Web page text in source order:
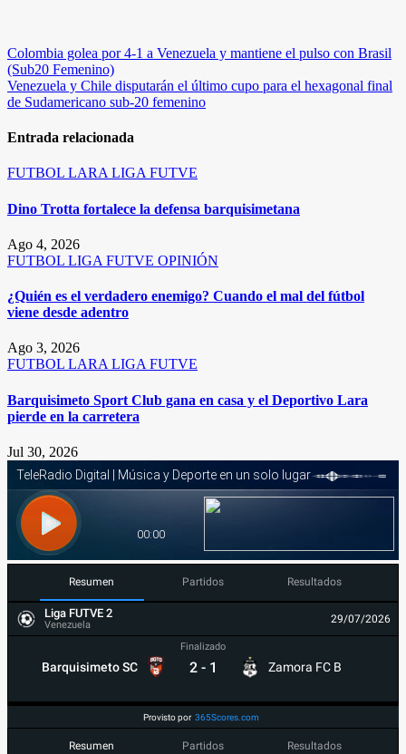
Navegación
de
entradas
Colombia golea por 4-1 a Venezuela y mantiene el pulso con Brasil
(Sub20 Femenino)
Venezuela y Chile disputarán el último cupo para el hexagonal final
de Sudamericano sub-20 femenino
Entrada relacionada
FUTBOL LARALIGA FUTVE
Dino Trotta fortalece la defensa barquisimetana
Ago 4, 2026
FUTBOL LIGA FUTVE OPINIÓN
¿Quién es el verdadero enemigo? Cuando el mal del fútbol
viene desde adentro
Ago 3, 2026
FUTBOL LARALIGA FUTVE
Barquisimeto Sport Club gana en casa y el Deportivo Lara
pierde en la carretera
Jul 30, 2026
Resumen Partidos Resultados
Liga FUTVE 2
Venezuela 29/07/2026
Barquisimeto SC
Finalizado
2 - 1 Zamora FC B
Provisto por 365Scores.com
Resumen Partidos Resultados